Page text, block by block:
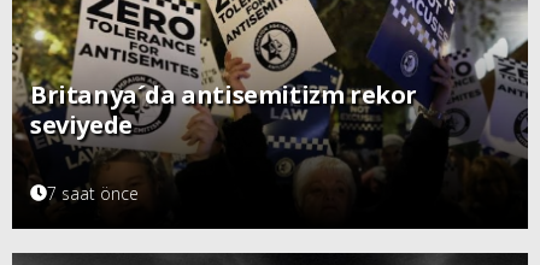
Britanya´da antisemitizm rekor
seviyede
7 saat önce